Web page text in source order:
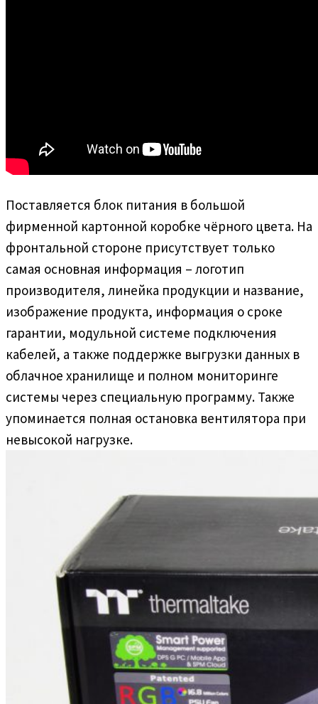
Поставляется блок питания в большой
фирменной картонной коробке чёрного цвета. На
фронтальной стороне присутствует только
самая основная информация – логотип
производителя, линейка продукции и название,
изображение продукта, информация о сроке
гарантии, модульной системе подключения
кабелей, а также поддержке выгрузки данных в
облачное хранилище и полном мониторинге
системы через специальную программу. Также
упоминается полная остановка вентилятора при
невысокой нагрузке.